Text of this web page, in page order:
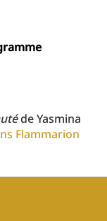
de Yasmina
Flammarion